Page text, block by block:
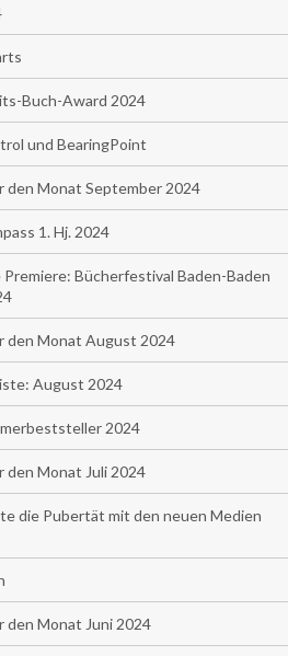
Buch-Award 2024
und BearingPoint
Monat September 2024
1. Hj. 2024
Bücherfestival Baden-Baden
den Monat August 2024
August 2024
2024
Monat Juli 2024
die Pubertät mit den neuen Medien
Monat Juni 2024